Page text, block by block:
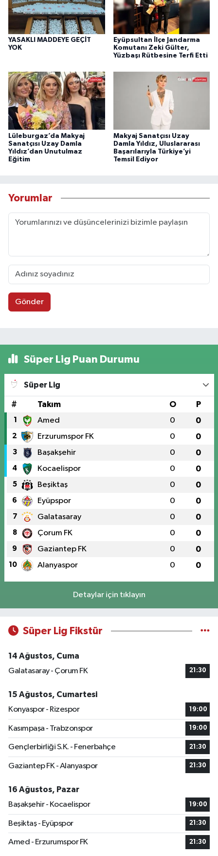
YASAKLI MADDEYE GEÇİT
YOK
Eyüpsultan İlçe Jandarma
Komutanı Zeki Gülter,
Yüzbaşı Rütbesine Terfi Etti
Lüleburgaz’da Makyaj
Sanatçısı Uzay Damla
Yıldız’dan Unutulmaz
Eğitim
Makyaj Sanatçısı Uzay
Damla Yıldız, Uluslararası
Başarılarıyla Türkiye’yi
Temsil Ediyor
Yorumlar
Gönder
Süper Lig Puan Durumu
Süper Lig
# Takım O P
1 Amed 0 0
2 Erzurumspor FK 0 0
3 Başakşehir 0 0
4 Kocaelispor 0 0
5 Beşiktaş 0 0
6 Eyüpspor 0 0
7 Galatasaray 0 0
8 Çorum FK 0 0
9 Gaziantep FK 0 0
10 Alanyaspor 0 0
Detaylar için tıklayın
Süper Lig Fikstür
14 Ağustos, Cuma
Galatasaray - Çorum FK
21:30
15 Ağustos, Cumartesi
Konyaspor - Rizespor
19:00
Kasımpaşa - Trabzonspor 19:00
Gençlerbirliği S.K. - Fenerbahçe 21:30
Gaziantep FK - Alanyaspor 21:30
16 Ağustos, Pazar
Başakşehir - Kocaelispor
19:00
Beşiktaş - Eyüpspor 21:30
Amed - Erzurumspor FK 21:30